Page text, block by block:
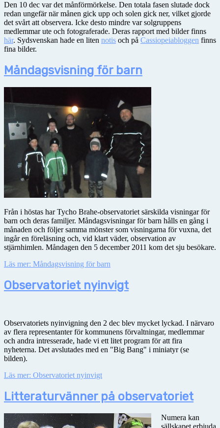
Den 10 dec var det månförmörkelse. Den totala fasen slutade dock
redan ungefär när månen gick upp och solen gick ner, vilket gjorde
det svårt att observera. Icke desto mindre var solgruppens
medlemmar ute och fotograferade. Deras rapport med bilder finns
här. Sydsvenskan hade en liten notis och på Cassiopeiabloggen finns
fina bilder.
Måndagsvisning för barn
Från i höstas har Tycho Brahe-observatoriet särskilda visningar för
barn och deras familjer. Måndagsvisningar för barn hålls en gång i
månaden och följer samma mönster som visningarna för vuxna, det
ingår en föreläsning och, vid klart väder, observation av
stjärnhimlen. Måndagen den 5 december 2011 kom det sju besökare.
Läs mer: Måndagsvisning för barn
Observatoriet nyinvigt
Observatoriets nyinvigning den 2 dec blev mycket lyckad. I närvaro
av flera representanter för kommunens förvaltningar, medlemmar
och andra intresserade, hade vi ett litet program för att fira
nyheterna. Det avslutades med en "Big Bang" i miniatyr (se
bilden).
Läs mer: Observatoriet nyinvigt
Litteraturvänner på observatoriet
Numera kan
sällskapet erbjuda